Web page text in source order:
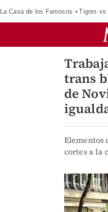
La Casa de los Famosos Tigres vs
trans
de
Elementos
cortes a la